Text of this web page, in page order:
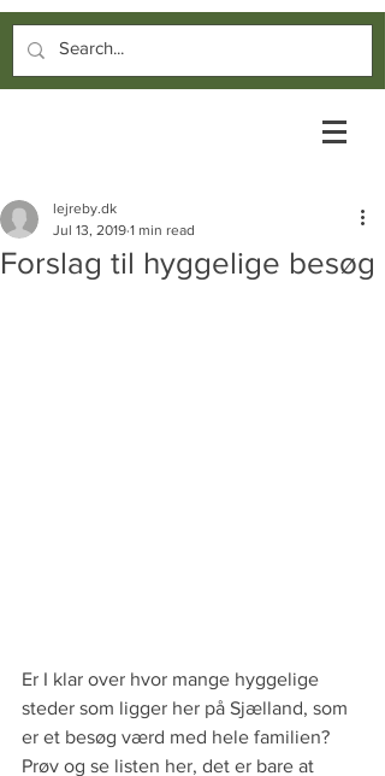
Forslag til hyggelige besøg
lejreby.dk
Jul 13, 2019 1 min read
Er I klar over hvor mange hyggelige
steder som ligger her på Sjælland, som
er et besøg værd med hele familien?
Prøv og se listen her, det er bare at